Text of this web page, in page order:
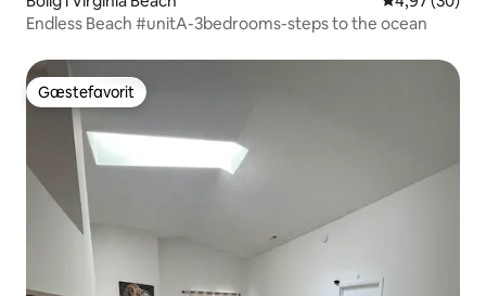
Endless Beach #unitA-3bedrooms-steps to the ocean
Gæstefavorit
Gæstefavorit